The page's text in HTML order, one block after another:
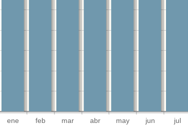
ene feb mar abr may jun jul